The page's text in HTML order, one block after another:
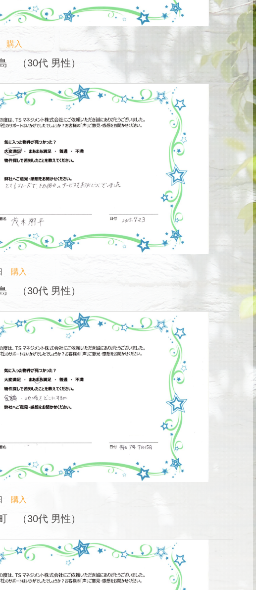
購入
（30代 男性）
購入
（30代 男性）
購入
（30代 男性）